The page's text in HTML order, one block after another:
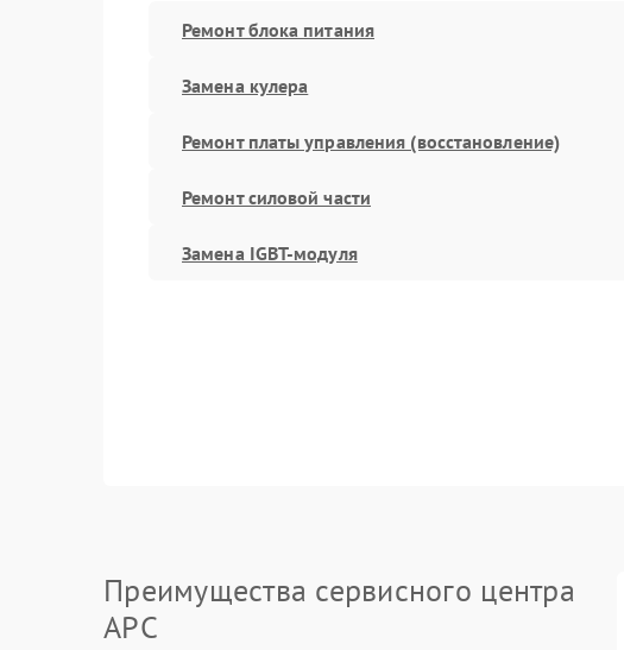
Ремонт блока питания
Замена кулера
Ремонт платы управления (восстановление)
Ремонт силовой части
Замена IGBT-модуля
Преимущества сервисного центра
APC